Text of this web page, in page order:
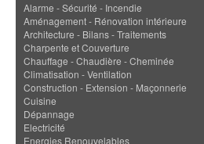
Alarme - Sécurité - Incendie
Aménagement - Rénovation intérieure
Architecture - Bilans - Traitements
Charpente et Couverture
Chauffage - Chaudière - Cheminée
Climatisation - Ventilation
Construction - Extension - Maçonnerie
Cuisine
Dépannage
Electricité
Energies Renouvelables